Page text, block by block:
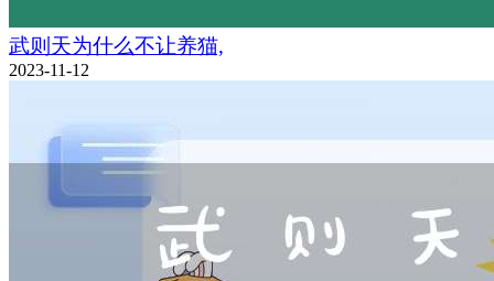
武则天为什么不让养猫,
2023-11-12